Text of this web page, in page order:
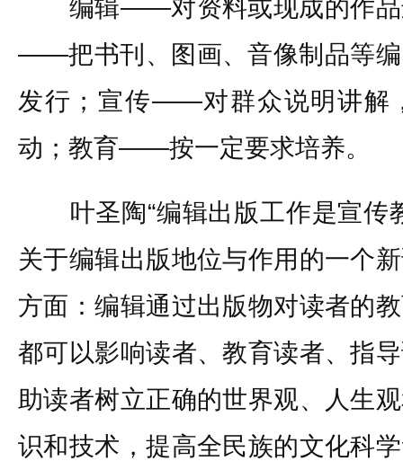
编辑——对资料或现成的作品
——把书刊、图画、音像制品等
发行；宣传——对群众说明讲解
动；教育——按一定要求培养。
叶圣陶“编辑出版工作是宣传
关于编辑出版地位与作用的一个
方面：编辑通过出版物对读者的
都可以影响读者、教育读者、指
助读者树立正确的世界观、人生
识和技术，提高全民族的文化科